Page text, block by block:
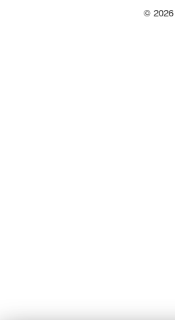
© 2026